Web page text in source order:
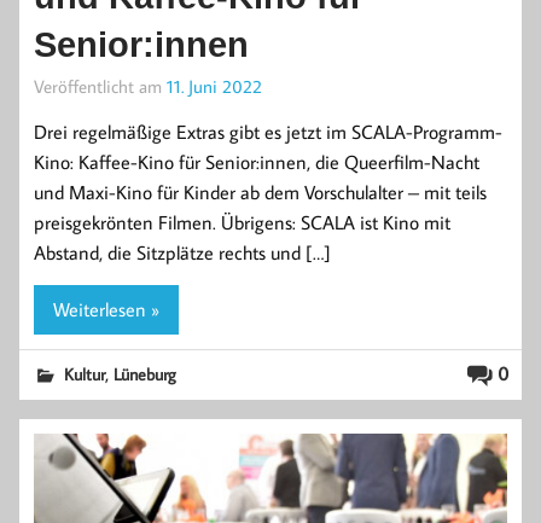
Senior:innen
Veröffentlicht am 11. Juni 2022
Drei regelmäßige Extras gibt es jetzt im SCALA-Programm-
Kino: Kaffee-Kino für Senior:innen, die Queerfilm-Nacht
und Maxi-Kino für Kinder ab dem Vorschulalter – mit teils
preisgekrönten Filmen. Übrigens: SCALA ist Kino mit
Abstand, die Sitzplätze rechts und […]
Weiterlesen »
0
Kultur, Lüneburg